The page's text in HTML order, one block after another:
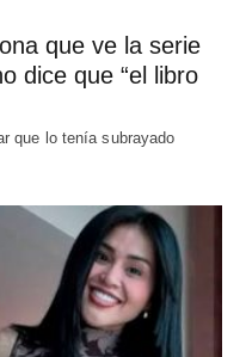
que ve la serie
dice que “el libro
que lo tenía subrayado